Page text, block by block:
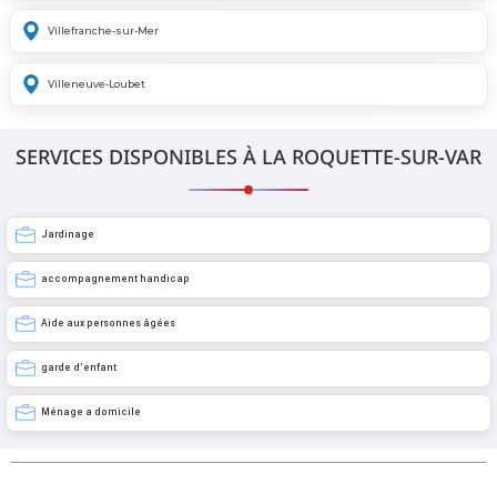
Villefranche-sur-Mer
Villeneuve-Loubet
SERVICES DISPONIBLES À LA ROQUETTE-SUR-VAR
Jardinage
accompagnement handicap
Aide aux personnes âgées
garde d’enfant
Ménage a domicile